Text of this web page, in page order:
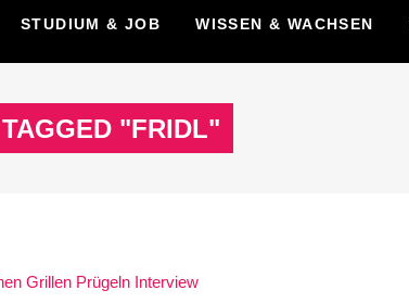
STUDIUM & JOB WISSEN & WACHSEN
"FRIDL"